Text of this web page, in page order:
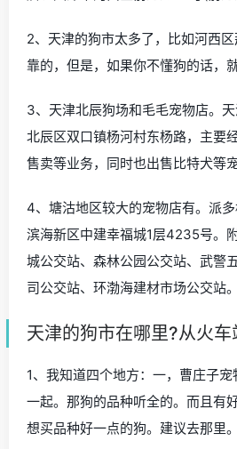
2、天津的狗市太多了，比如河西
靠的，但是，如果你不懂狗的话，
3、天津北辰狗场和毛毛宠物店。
北辰区双口镇杨河村东杨路，主要
售卖等业务，同时也出售比特犬等宠
4、塘沽地区较大的宠物店有。派
滨海新区中建幸福城1层4235号。
城公交站、森林公园公交站、武警
司公交站、环渤海建材市场公交站
天津的狗市在哪里?从火车
1、我知道四个地方：一，曹庄子
一起。那狗的品种听全的。而且有
想买品种好一点的狗。建议去那里。